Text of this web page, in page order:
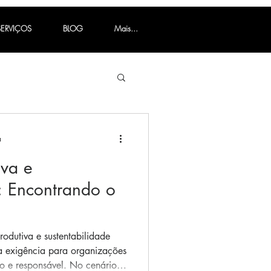
BLOG Mais...
e
Encontrando o
e sustentabilidade
exigência para organizações
No cenário